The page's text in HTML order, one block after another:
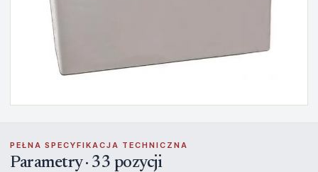
PEŁNA SPECYFIKACJA TECHNICZNA
Parametry · 33 pozycji